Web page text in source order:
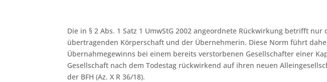
Die in § 2 Abs. 1 Satz 1 UmwStG 2002 angeordnete Rückwirkung betrifft
übertragenden Körperschaft und der Übernehmerin. Diese Norm führt
Übernahmegewinns bei einem bereits verstorbenen Gesellschafter einer
Gesellschaft nach dem Todestag rückwirkend auf ihren neuen
der BFH (Az. X R 36/18).